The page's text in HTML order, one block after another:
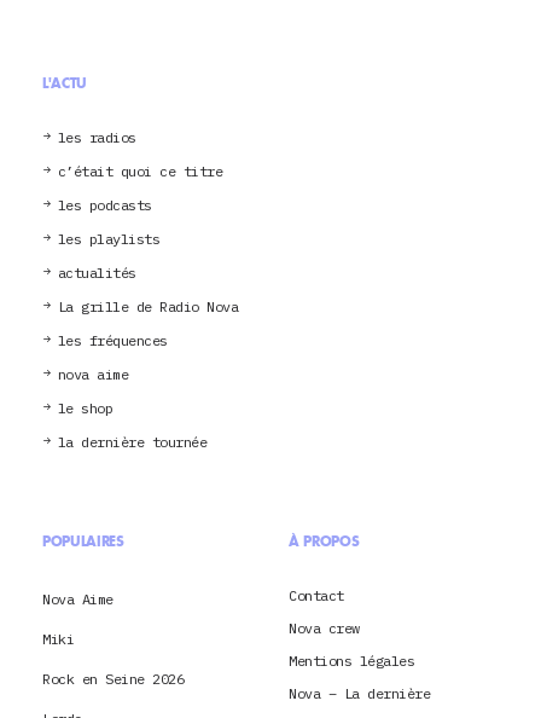
L'ACTU
les radios
c’était quoi ce titre
les podcasts
les playlists
actualités
La grille de Radio Nova
les fréquences
nova aime
le shop
la dernière tournée
POPULAIRES
Nova Aime
Miki
Rock en Seine 2026
À PROPOS
Contact
Nova crew
Mentions légales
Nova – La dernière